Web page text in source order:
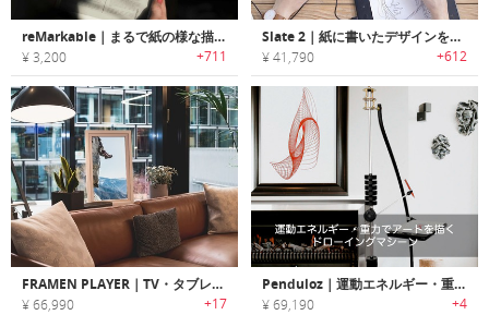
reMarkable｜まるで紙の様な描き心地のキャンバスディスプレイ搭載ペーパータブレット「リマーカブル」
¥ 3,200 +711
Slate 2｜紙に書いたデザインをデジタル化するペンシル/ペーパータブレット「スレート2」
¥ 41,790 +612
FRAMEN PLAYER｜TV・タブレット用フォトストリーミングデバイス「フレーメン」
¥ 66,990 +17
Penduloz｜運動エネルギー・重力でアートを描くドローイングマシーン「ペンデュロス」
¥ 69,190 +4